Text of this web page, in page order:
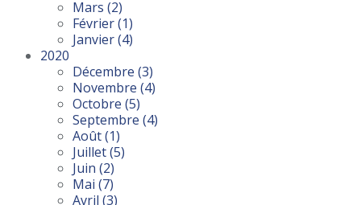
Mars (2)
Février(1)
Janvier(4)
2020
Décembre (3)
Novembre (4)
Octobre (5)
Septembre (4)
Août(1)
Juillet(5)
Juin (2)
Mai (7)
Avril (3)